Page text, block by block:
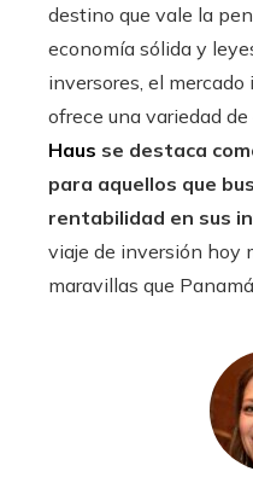
destino que vale la
economía sólida y
inversores, el
ofrece una variedad
Haus se destaca
para aquellos que
rentabilidad en sus
viaje de inversión hoy
maravillas que